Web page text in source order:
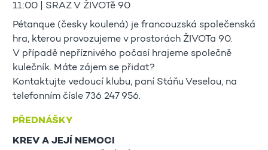
11:00 | SRAZ V ŽIVOTě 90
Pétanque (česky koulená) je francouzská společenská
hra, kterou provozujeme v prostorách ŽIVOTa 90.
V případě nepříznivého počasí hrajeme společně
kulečník. Máte zájem se přidat?
Kontaktujte vedoucí klubu, paní Stáňu Veselou, na
telefonním čísle 736 247 956.
PŘEDNÁŠKY
KREV A JEJÍ NEMOCI